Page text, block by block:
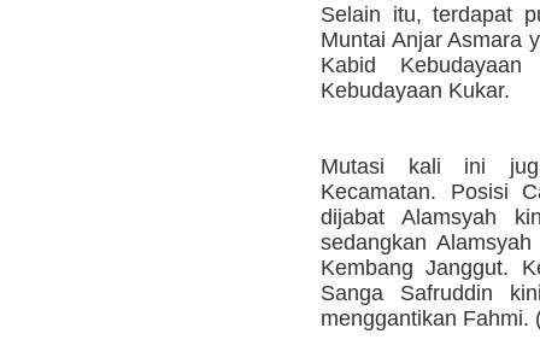
Selain itu, terdapat
Muntai Anjar Asmara
Kabid
Kebudayaan Kukar.
Mutasi kali ini
Kecamatan. Posisi
dijabat Alamsyah
sedangkan
Kembang Janggut.
Sanga Safruddin
menggantikan Fahmi.